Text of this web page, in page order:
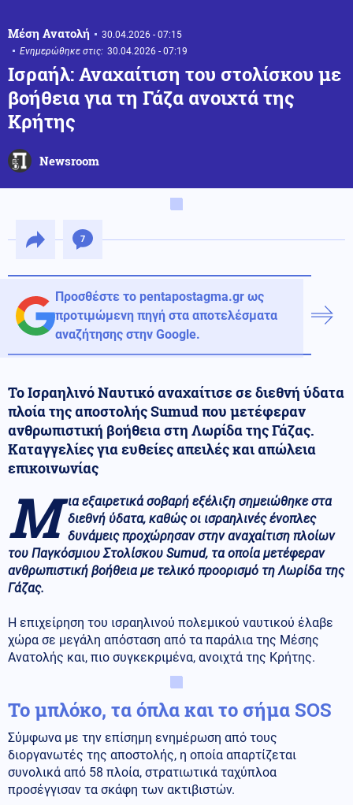
Μέση Ανατολή
30.04.2026 - 07:15
Ενημερώθηκε στις: 30.04.2026 - 07:19
Ισραήλ: Αναχαίτιση του στολίσκου με
βοήθεια για τη Γάζα ανοιχτά της
Κρήτης
Newsroom
7
Προσθέστε το pentapostagma.gr ως
προτιμώμενη πηγή στα αποτελέσματα
αναζήτησης στην Google.
Το Ισραηλινό Ναυτικό αναχαίτισε σε διεθνή ύδατα
πλοία της αποστολής Sumud που μετέφεραν
ανθρωπιστική βοήθεια στη Λωρίδα της Γάζας.
Καταγγελίες για ευθείες απειλές και απώλεια
επικοινωνίας
Μ ια εξαιρετικά σοβαρή εξέλιξη σημειώθηκε στα
διεθνή ύδατα, καθώς οι ισραηλινές ένοπλες
δυνάμεις προχώρησαν στην αναχαίτιση πλοίων
του Παγκόσμιου Στολίσκου Sumud, τα οποία μετέφεραν
ανθρωπιστική βοήθεια με τελικό προορισμό τη Λωρίδα της
Γάζας.
Η επιχείρηση του ισραηλινού πολεμικού ναυτικού έλαβε
χώρα σε μεγάλη απόσταση από τα παράλια της Μέσης
Ανατολής και, πιο συγκεκριμένα, ανοιχτά της Κρήτης.
Το μπλόκο, τα όπλα και το σήμα SOS
Σύμφωνα με την επίσημη ενημέρωση από τους
διοργανωτές της αποστολής, η οποία απαρτίζεται
συνολικά από 58 πλοία, στρατιωτικά ταχύπλοα
προσέγγισαν τα σκάφη των ακτιβιστών.